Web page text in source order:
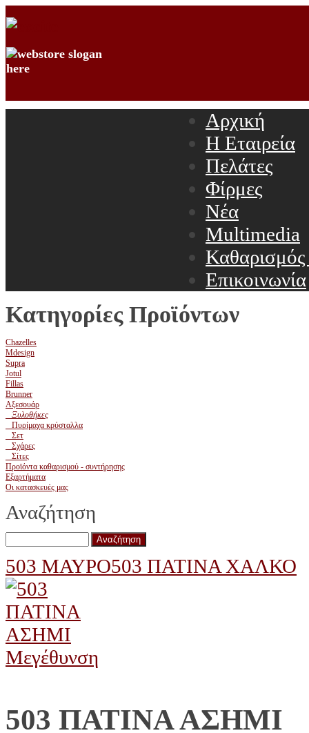
Αρχική
Η Εταιρεία
Πελάτες
Φίρμες
Νέα
Multimedia
Επικοινωνία
Κατηγορίες Προϊόντων
Chazelles
Mdesign
Supra
Jotul
Fillas
Brunner
Αξεσουάρ
Ξυλοθήκες
Πυρίμαχα κρύσταλλα
Σετ
Σχάρες
Σίτες
Προϊόντα καθαρισμού - συντήρησης
Εξαρτήματα
Οι κατασκευές μας
Αναζήτηση
503 ΜΑΥΡΟ503 ΠΑΤΙΝΑ ΧΑΛΚΟ
Μεγέθυνση
503 ΠΑΤΙΝΑ ΑΣΗΜΙ